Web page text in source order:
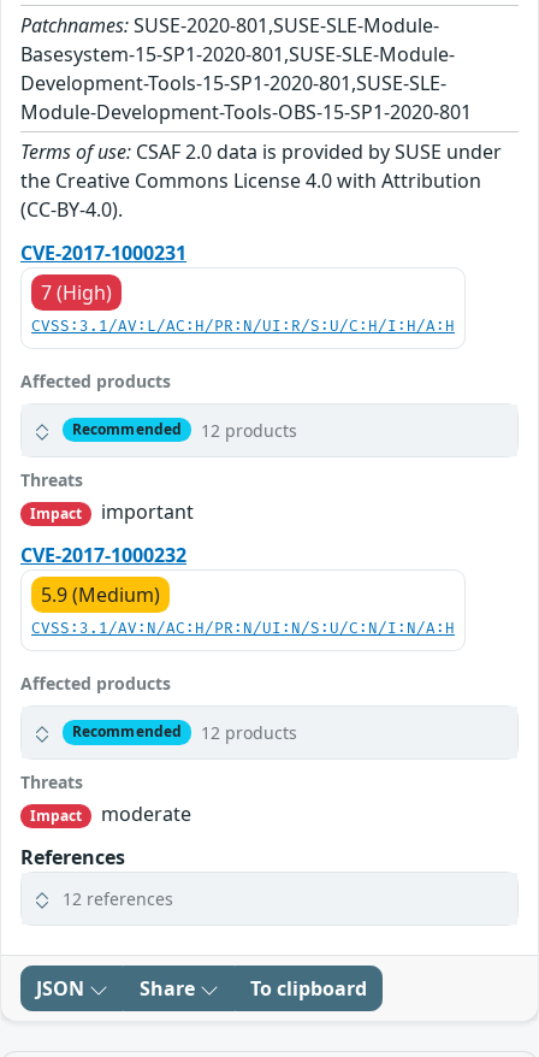
Patchnames:SUSE-2020-801,SUSE-SLE-Module-
Basesystem-15-SP1-2020-801,SUSE-SLE-Module-
Development-Tools-15-SP1-2020-801,SUSE-SLE-
Module-Development-Tools-OBS-15-SP1-2020-801
Terms of use: CSAF 2.0 data is provided by SUSE under
the Creative Commons License 4.0 with Attribution
(CC-BY-4.0).
CVE-2017-1000231
7 (High)
CVSS:3.1/AV:L/AC:H/PR:N/UI:R/S:U/C:H/I:H/A:H
Affected products
Recommended 12 products
Threats
Impact
important
CVE-2017-1000232
5.9 (Medium)
CVSS:3.1/AV:N/AC:H/PR:N/UI:N/S:U/C:N/I:N/A:H
Affected products
Recommended 12 products
Threats
Impact
moderate
References
12 references
JSON Share To clipboard